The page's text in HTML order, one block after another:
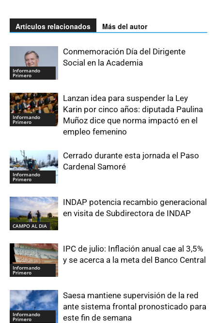
Artículos relacionados Más del autor
Informando
Primero
Conmemoración Día del Dirigente
Social en la Academia
Informando
Primero
Lanzan idea para suspender la Ley
Karin por cinco años: diputada Paulina
Muñoz dice que norma impactó en el
empleo femenino
Informando
Primero
Cerrado durante esta jornada el Paso
Cardenal Samoré
CAMPO AL DIA
INDAP potencia recambio generacional
en visita de Subdirectora de INDAP
Informando
Primero
IPC de julio: Inflación anual cae al 3,5%
y se acerca a la meta del Banco Central
Informando
Primero
Saesa mantiene supervisión de la red
ante sistema frontal pronosticado para
este fin de semana